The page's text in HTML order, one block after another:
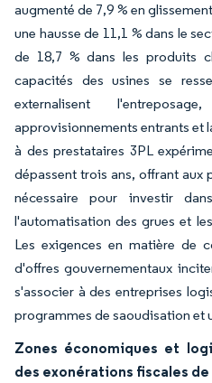
augmenté de 7,9 % en
une hausse de 11,1 % dans le
de 18,7 % dans les produits
capacités des usines se
externalisent
approvisionnements entrants et
à des prestataires 3PL
dépassent trois ans, offrant aux
nécessaire pour investir
l'automatisation des grues et
Les exigences en matière de
d'offres gouvernementaux
s'associer à des entreprises
programmes de saoudisation et
Zones économiques et
des exonérations fiscales de